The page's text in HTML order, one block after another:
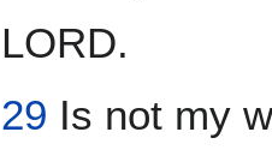
LORD.
29 Is not my